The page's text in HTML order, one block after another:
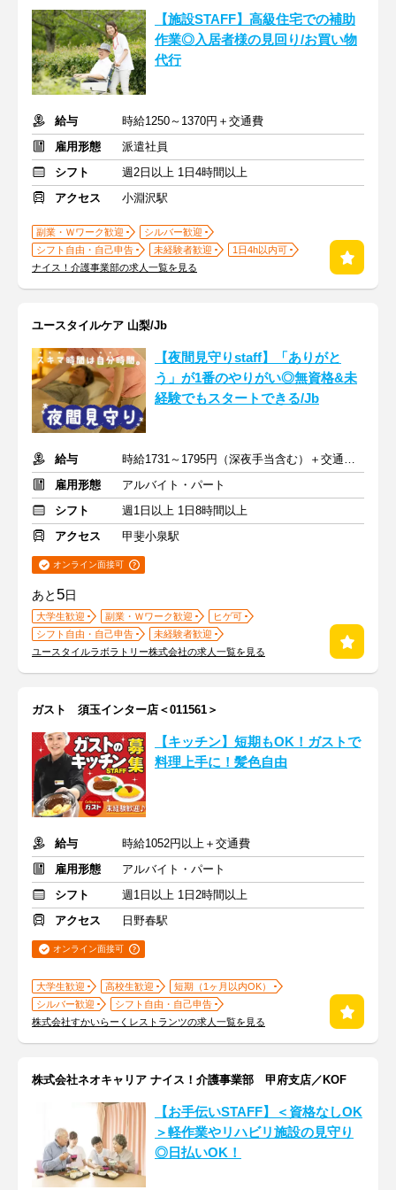
【施設STAFF】高級住宅での補助
作業◎入居者様の見回り/お買い物
代行
給与
時給1250～1370円＋交通費
雇用形態
派遣社員
シフト
週2日以上 1日4時間以上
アクセス
小淵沢駅
副業・Ｗワーク歓迎
シルバー歓迎
シフト自由・自己申告
未経験者歓迎
1日4h以内可
ナイス！介護事業部の求人一覧を見る
ユースタイルケア 山梨/Jb
【夜間見守りstaff】「ありがと
う」が1番のやりがい◎無資格&未
経験でもスタートできる/Jb
給与
時給1731～1795円（深夜手当含む）＋交通費支給
雇用形態
アルバイト・パート
シフト
週1日以上 1日8時間以上
アクセス
甲斐小泉駅
オンライン面接可
あと 5日
大学生歓迎 副業・Ｗワーク歓迎
ヒゲ可
シフト自由・自己申告
未経験者歓迎
ユースタイルラボラトリー株式会社の求人一覧を見る
ガスト 須玉インター店＜011561＞
【キッチン】短期もOK！ガストで
料理上手に！髪色自由
給与
時給1052円以上＋交通費
雇用形態
アルバイト・パート
シフト
週1日以上 1日2時間以上
アクセス
日野春駅
オンライン面接可
大学生歓迎 高校生歓迎
短期（1ヶ月以内OK）
シルバー歓迎
シフト自由・自己申告
株式会社すかいらーくレストランツの求人一覧を見る
株式会社ネオキャリア ナイス！介護事業部 甲府支店／KOF
【お手伝いSTAFF】＜資格なしOK
＞軽作業やリハビリ施設の見守り
◎日払いOK！